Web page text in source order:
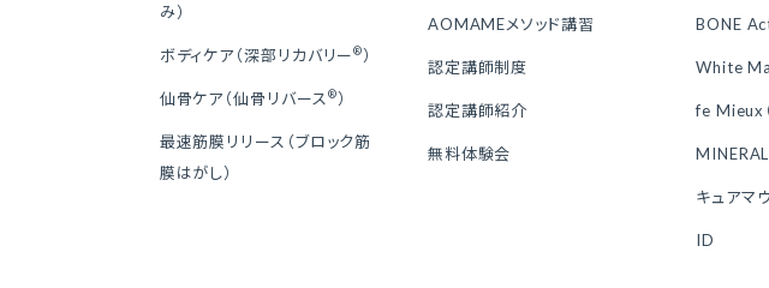
み）
ボディケア（深部リカバリー®）
仙骨ケア（仙骨リバース®）
最速筋膜リリース（ブロック筋
膜はがし）
AOMAMEメソッド講習
認定講師制度
認定講師紹介
無料体験会
BONE
White
fe Mieux
キュアマ
ID